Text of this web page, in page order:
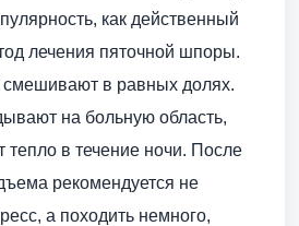
как действенный
лечения пяточной шпоры.
смешивают в равных долях.
на больную область,
тепло в течение ночи. После
рекомендуется не
а походить немного,